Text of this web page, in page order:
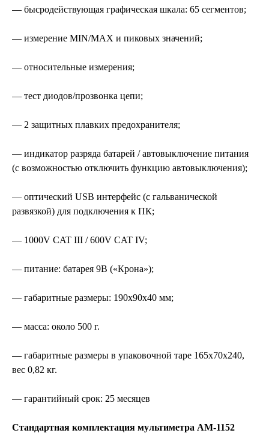
— бысродействующая графическая шкала: 65 сегментов;
— измерение MIN/MAX и пиковых значений;
— относительные измерения;
— тест диодов/прозвонка цепи;
— 2 защитных плавких предохранителя;
— индикатор разряда батарей / автовыключение питания
(с возможностью отключить функцию автовыключения);
— оптический USB интерфейс (с гальванической
развязкой) для подключения к ПК;
— 1000V CAT III / 600V CAT IV;
— питание: батарея 9В («Крона»);
— габаритные размеры: 190х90х40 мм;
— масса: около 500 г.
— габаритные размеры в упаковочной таре 165х70х240,
вес 0,82 кг.
— гарантийный срок: 25 месяцев
Стандартная комплектация мультиметра AM-1152